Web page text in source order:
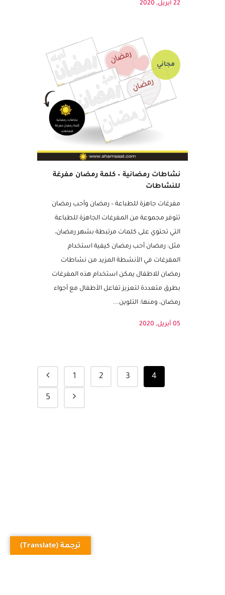
نشاطات رمضانية – كلمة رمضان مفرغة
للنشاطات
مجاني
مفرغات جاهزة للطباعة – رمضان وأحب رمضان
تتوفر مجموعة من المفرغات الجاهزة للطباعة
التي تحتوي على كلمات مرتبطة بشهر رمضان،
مثل: رمضان أحب رمضان كيفية استخدام
المفرغات في الأنشطة المزيد من نشاطات
رمضان للاطفال يمكن استخدام هذه المفرغات
بطرق متعددة لتعزيز تفاعل الأطفال مع أجواء
1
ترجمة (Translate)